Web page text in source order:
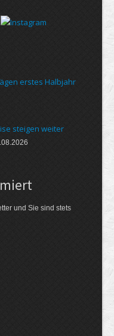
erstes Halbjahr
steigen weiter
und Sie sind stets